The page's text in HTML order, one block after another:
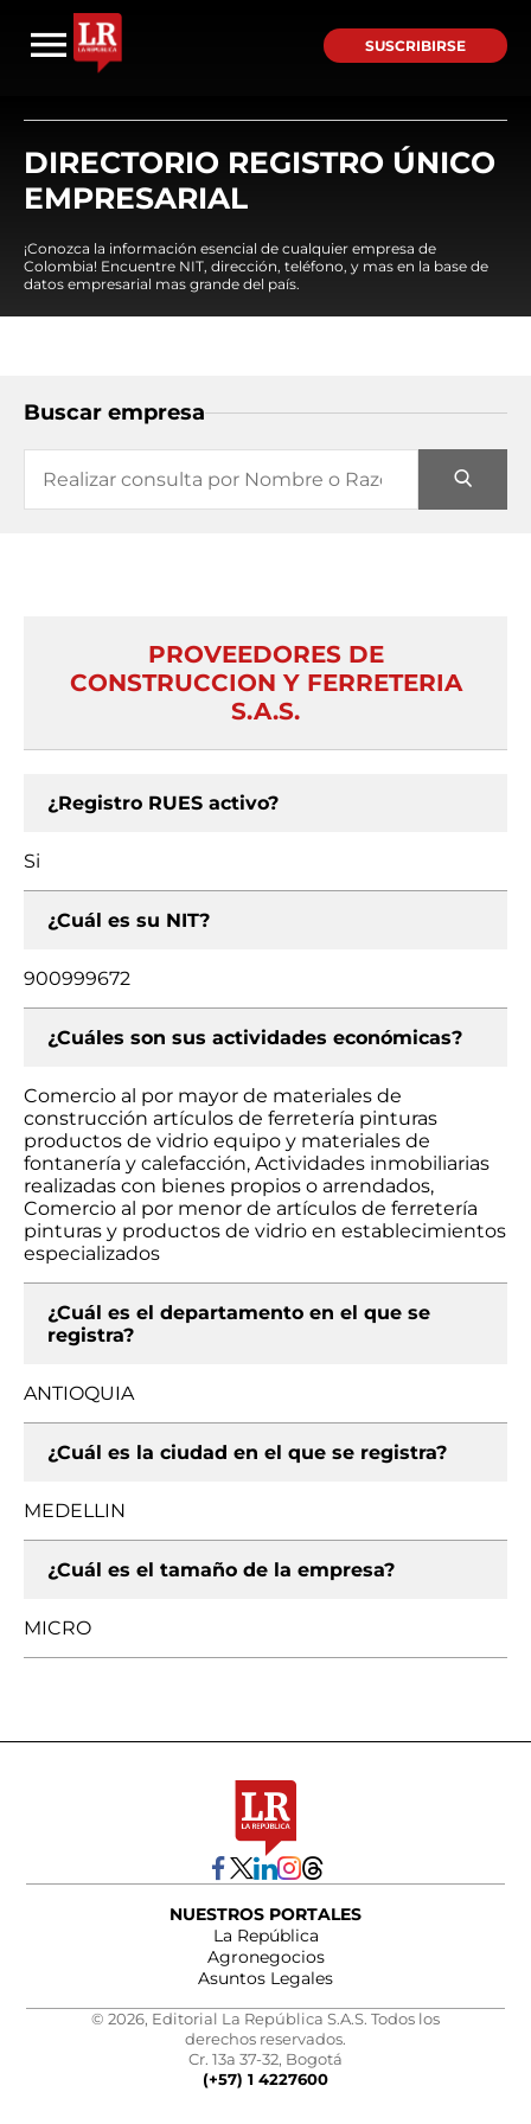
SUSCRIBIRSE
DIRECTORIO REGISTRO ÚNICO
EMPRESARIAL
¡Conozca la información esencial de cualquier empresa de
Colombia! Encuentre NIT, dirección, teléfono, y mas en la base de
datos empresarial mas grande del país.
Buscar empresa
PROVEEDORES DE
CONSTRUCCION Y FERRETERIA
S.A.S.
¿Registro RUES activo?
Si
¿Cuál es su NIT?
900999672
¿Cuáles son sus actividades económicas?
Comercio al por mayor de materiales de
construcción artículos de ferretería pinturas
productos de vidrio equipo y materiales de
fontanería y calefacción, Actividades inmobiliarias
realizadas con bienes propios o arrendados,
Comercio al por menor de artículos de ferretería
pinturas y productos de vidrio en establecimientos
especializados
¿Cuál es el departamento en el que se
registra?
ANTIOQUIA
¿Cuál es la ciudad en el que se registra?
MEDELLIN
¿Cuál es el tamaño de la empresa?
MICRO
NUESTROS PORTALES
La República
Agronegocios
Asuntos Legales
© 2026, Editorial La República S.A.S. Todos los
derechos reservados.
Cr. 13a 37-32, Bogotá
(+57) 1 4227600